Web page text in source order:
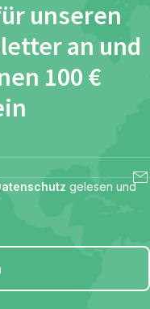
unseren
an und
100 €
gelesen und